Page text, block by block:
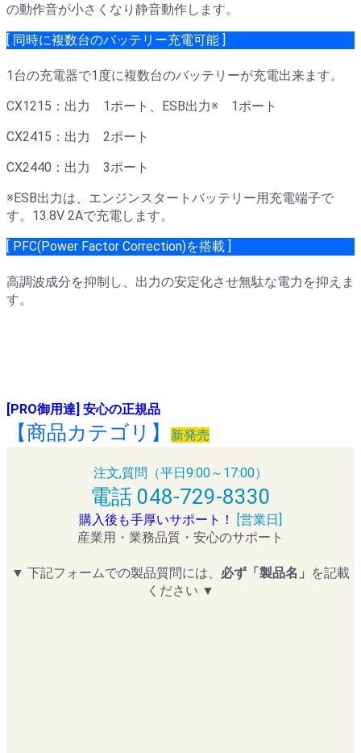
の動作音が小さくなり静音動作します。
[ 同時に複数台のバッテリー充電可能 ]
1台の充電器で1度に複数台のバッテリーが充電出来ます。
CX1215：出力 1ポート、ESB出力※ 1ポート
CX2415：出力 2ポート
CX2440：出力 3ポート
※ESB出力は、エンジンスタートバッテリー用充電端子で
す。13.8V 2Aで充電します。
[ PFC(Power Factor Correction)を搭載 ]
高調波成分を抑制し、出力の安定化させ無駄な電力を抑えま
す。
[PRO御用達] 安心の正規品
【商品カテゴリ】 新発売
注文,質問（平日9:00～17:00）
電話 048-729-8330
購入後も手厚いサポート！
[営業日]
産業用・業務品質・安心のサポート
▼ 下記フォームでの製品質問には、 必ず「製品名」 を記載
ください ▼